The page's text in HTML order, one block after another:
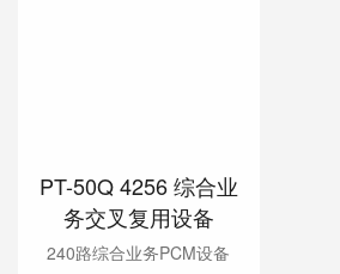
PT-50Q 4256 综合业
务交叉复用设备
240路综合业务PCM设备